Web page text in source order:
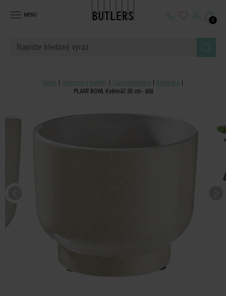
MENU
0
Domů Dekorace a doplňky Vázy a květináče
Květináče
PLANT BOWL Květináč 20 cm - bílá